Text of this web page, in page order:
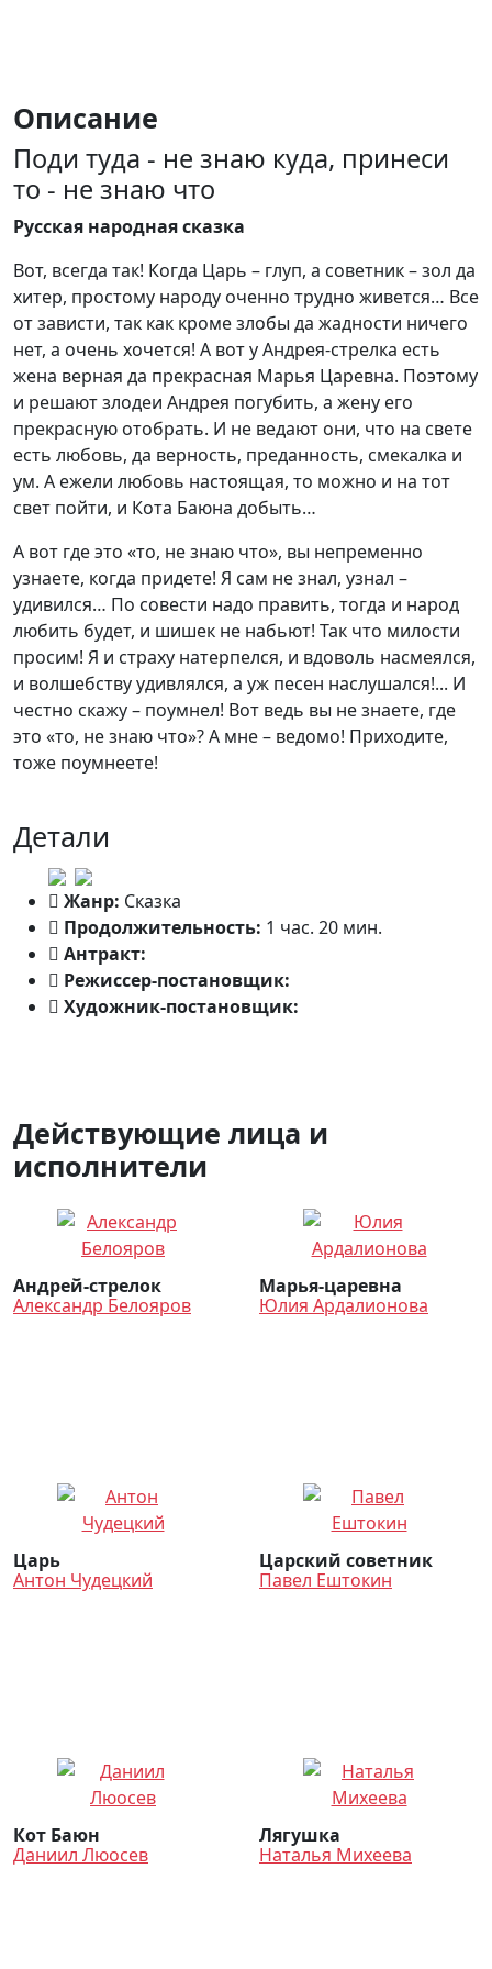
Описание
Поди туда - не знаю куда, принеси
то - не знаю что
Русская народная сказка
Вот, всегда так! Когда Царь – глуп, а советник – зол да
хитер, простому народу оченно трудно живется… Все
от зависти, так как кроме злобы да жадности ничего
нет, а очень хочется! А вот у Андрея-стрелка есть
жена верная да прекрасная Марья Царевна. Поэтому
и решают злодеи Андрея погубить, а жену его
прекрасную отобрать. И не ведают они, что на свете
есть любовь, да верность, преданность, смекалка и
ум. А ежели любовь настоящая, то можно и на тот
свет пойти, и Кота Баюна добыть…
А вот где это «то, не знаю что», вы непременно
узнаете, когда придете! Я сам не знал, узнал –
удивился… По совести надо править, тогда и народ
любить будет, и шишек не набьют! Так что милости
просим! Я и страху натерпелся, и вдоволь насмеялся,
и волшебству удивлялся, а уж песен наслушался!... И
честно скажу – поумнел! Вот ведь вы не знаете, где
это «то, не знаю что»? А мне – ведомо! Приходите,
тоже поумнеете!
Детали
Жанр: Сказка
Продолжительность: 1 час. 20 мин.
Антракт:
Режиссер-постановщик:
Художник-постановщик:
Действующие лица и
исполнители
Андрей-стрелок
Александр Белояров
Марья-царевна
Юлия Ардалионова
Царь
Антон Чудецкий
Царский советник
Павел Ештокин
Кот Баюн
Даниил Люосев
Лягушка
Наталья Михеева